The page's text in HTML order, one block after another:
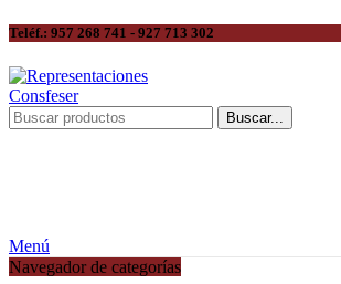
Teléf.: 957 268 741 - 927 713 302
Buscar...
Menú
Navegador de categorías